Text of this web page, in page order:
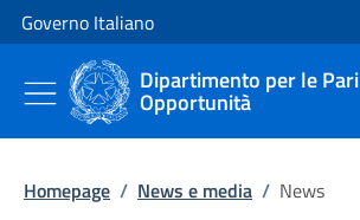
Vai al contenuto
Vai alla navigazione del sito
Governo Italiano
Dipartimento per le Pari
Opportunità
Homepage / News e media / News